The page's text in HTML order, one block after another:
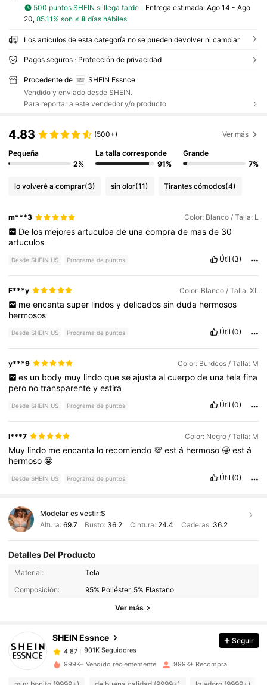
500 puntos SHEIN si llega tarde Entrega estimada: Ago 14 - Ago
20, 85.11% son ≤ 8días hábiles
Los artículos de esta categoría no se pueden devolver ni cambiar
Pagos seguros · Protección de privacidad
Procedente de
SHEIN Essnce
Vendido y enviado desde SHEIN.
Para reportar a este vendedor y/o producto
4.83 (500+) Ver más
Pequeña
2%
La talla corresponde
91%
Grande
7%
lo volveré a comprar(3) sin olor(11) Tirantes cómodos(4)
m***3 Color: Blanco / Talla: L
De los mejores artuculoa de una compra de mas de 30
artuculos
Desde SHEIN US Programa de puntos Útil (3)
F***y Color: Blanco / Talla: XL
me encanta super lindos y delicados sin duda hermosos
hermosos
Desde SHEIN US Programa de puntos Útil (0)
y***9 Color: Burdeos / Talla: M
es un body muy lindo que se ajusta al cuerpo de una tela fina
pero notransparenteyestira
Desde SHEIN US Programa de puntos Útil (0)
l***7 Color: Negro / Talla: M
Muy lindo meencanta lo recomiendo💯está hermoso🤩está
hermoso🤩
Desde SHEIN US Programa de puntos Útil (0)
Modelar es vestir:S
Altura: 69.7 Busto: 36.2 Cintura: 24.4 Caderas: 36.2
Detalles Del Producto
Material:
Tela
Composición:
95% Poliéster, 5% Elastano
Ver más
SHEIN Essnce
901K Seguidores
4.87
901K Seguidores
m***8pagóHace 1 día
4.87
Seguir
999K+ Vendido recientemente 999K+ Recompra